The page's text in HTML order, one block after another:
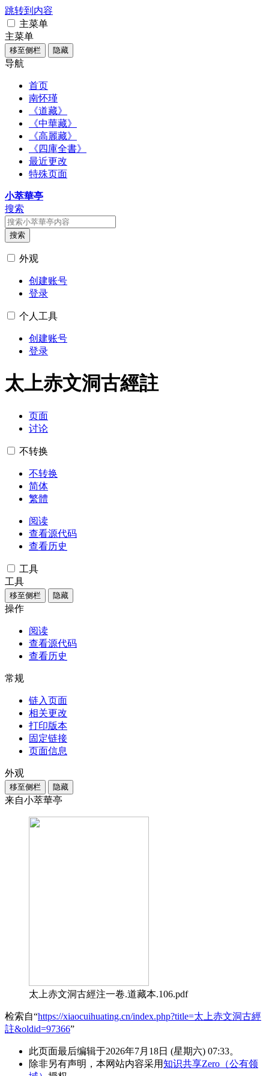
跳转到内容
主菜单
主菜单
移至侧栏 隐藏
导航
首页
南怀瑾
《道藏》
《中華藏》
《高麗藏》
《四庫全書》
最近更改
特殊页面
小萃華亭
搜索
搜索
外观
创建账号
登录
个人工具
创建账号
登录
太上赤文洞古經註
页面
讨论
不转换
不转换
简体
繁體
阅读
查看源代码
查看历史
工具
工具
移至侧栏 隐藏
操作
阅读
查看源代码
查看历史
常规
链入页面
相关更改
打印版本
固定链接
页面信息
外观
移至侧栏 隐藏
来自小萃華亭
太上赤文洞古經注一卷.道藏本.106.pdf
检索自“https://xiaocuihuating.cn/index.php?title=太上赤文洞古經
註&oldid=97366”
此页面最后编辑于2026年7月18日 (星期六) 07:33。
除非另有声明，本网站内容采用知识共享Zero（公有领